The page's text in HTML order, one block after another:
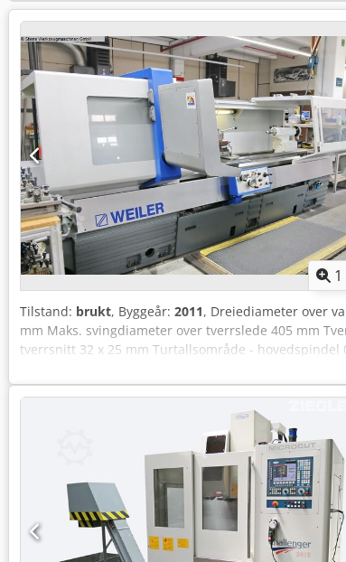
1
Tilstand: brukt, Byggeår: 2011, Dreiediameter over
mm Maks. svingdiameter over tverrslede 405 mm
tverrsnitt 32 x 25 mm Turtallsområde -
hovedspindel 20,5 / 17 kW Maks. dreiemoment
Innvendig kon 90 metrisk Matingkraft lengderetning
Akaof Hurtiggang 10/7 | 5/3,5 m/min Metrisk 0,1 -
Pinolopptak MK 5 Totalt effektbehov 30 kVA